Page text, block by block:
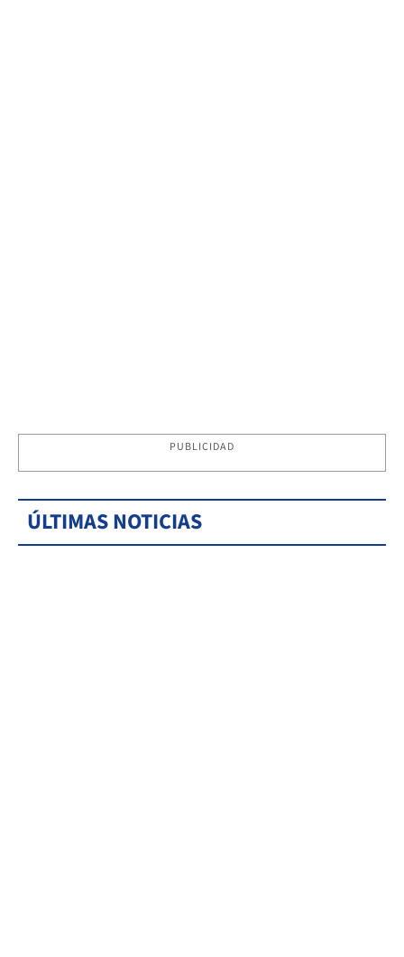
PUBLICIDAD
ÚLTIMAS NOTICIAS